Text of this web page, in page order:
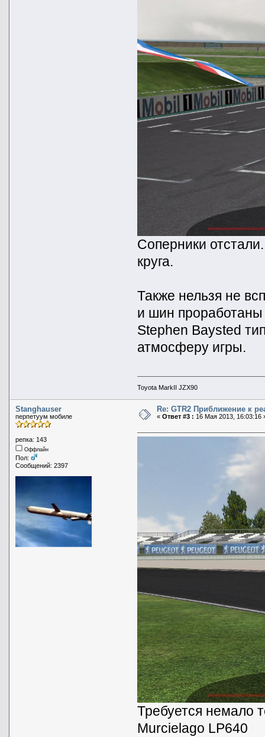
Соперники
круга.
Также нельзя не
и шин проработаны
Stephen Baysted
атмосферу игры.
Toyota MarkII JZX90
Stanghauser
перпетуум мобиле
репка: 143
Оффлайн
Пол:
Сообщений: 2397
Re: GTR2 Приближение к
« Ответ #3 : 16 Мая 2013, 16:03:16
Требуется немало
Murcielago LP640